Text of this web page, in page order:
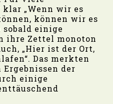
„Wenn wir es
können wir es
sobald einige
ihre Zettel monoton
„Hier ist der Ort,
Das merkten
der
einige